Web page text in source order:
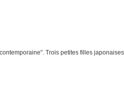
Trois petites filles